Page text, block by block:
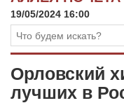
19/05/2024 16:00
Орловский
лучших в